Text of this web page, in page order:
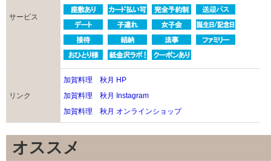
サービス
リンク
加賀料理 秋月 HP
加賀料理 秋月 Instagram
加賀料理 秋月 オンラインショップ
オススメ